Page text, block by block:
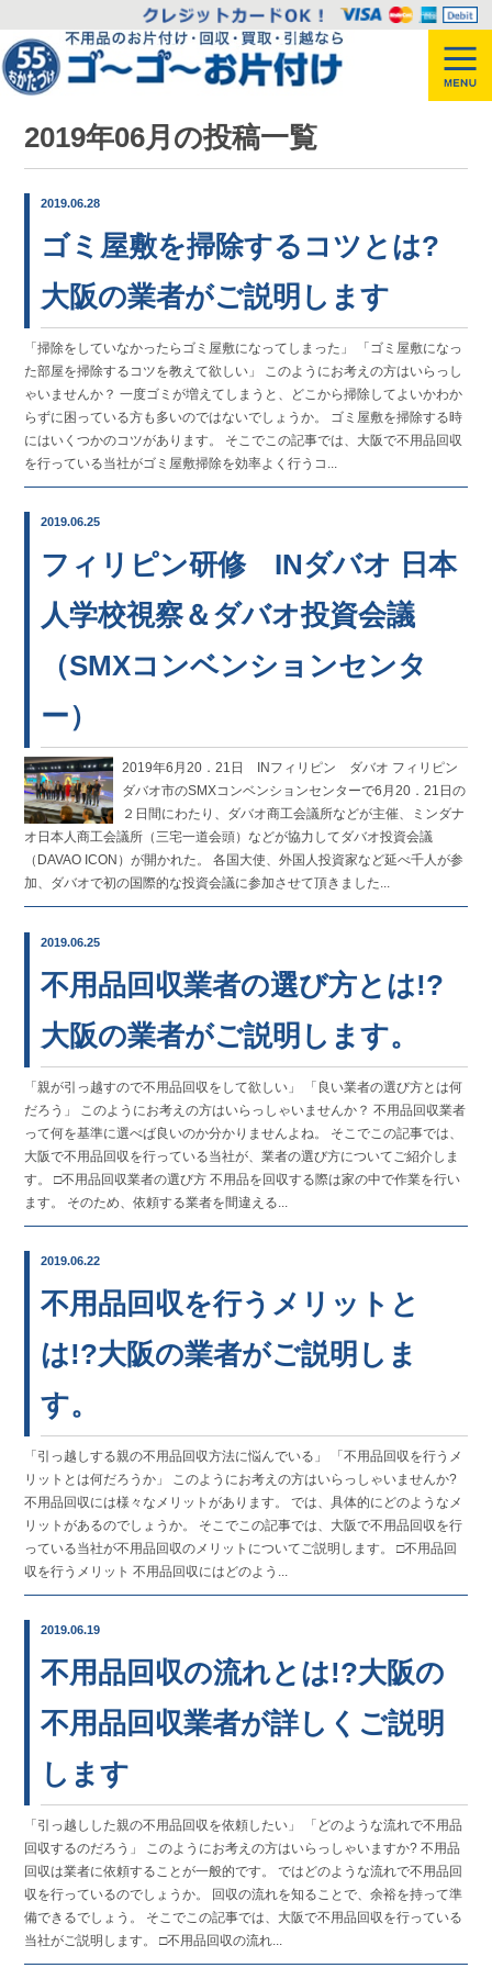
2019年06月の投稿一覧
2019.06.28
ゴミ屋敷を掃除するコツとは?
大阪の業者がご説明します
「掃除をしていなかったらゴミ屋敷になってしまった」 「ゴミ屋敷になっ
た部屋を掃除するコツを教えて欲しい」 このようにお考えの方はいらっし
ゃいませんか？ 一度ゴミが増えてしまうと、どこから掃除してよいかわか
らずに困っている方も多いのではないでしょうか。 ゴミ屋敷を掃除する時
にはいくつかのコツがあります。 そこでこの記事では、大阪で不用品回収
を行っている当社がゴミ屋敷掃除を効率よく行うコ...
2019.06.25
フィリピン研修 INダバオ 日本
人学校視察＆ダバオ投資会議
（SMXコンベンションセンタ
ー）
2019年6月20．21日 INフィリピン ダバオ フィリピン
ダバオ市のSMXコンベンションセンターで6月20．21日の
２日間にわたり、ダバオ商工会議所などが主催、ミンダナ
オ日本人商工会議所（三宅一道会頭）などが協力してダバオ投資会議
（DAVAO ICON）が開かれた。 各国大使、外国人投資家など延べ千人が参
加、ダバオで初の国際的な投資会議に参加させて頂きました...
2019.06.25
不用品回収業者の選び方とは!?
大阪の業者がご説明します。
「親が引っ越すので不用品回収をして欲しい」 「良い業者の選び方とは何
だろう」 このようにお考えの方はいらっしゃいませんか？ 不用品回収業者
って何を基準に選べば良いのか分かりませんよね。 そこでこの記事では、
大阪で不用品回収を行っている当社が、業者の選び方についてご紹介しま
す。 □不用品回収業者の選び方 不用品を回収する際は家の中で作業を行い
ます。 そのため、依頼する業者を間違える...
2019.06.22
不用品回収を行うメリットと
は!?大阪の業者がご説明しま
す。
「引っ越しする親の不用品回収方法に悩んでいる」 「不用品回収を行うメ
リットとは何だろうか」 このようにお考えの方はいらっしゃいませんか?
不用品回収には様々なメリットがあります。 では、具体的にどのようなメ
リットがあるのでしょうか。 そこでこの記事では、大阪で不用品回収を行
っている当社が不用品回収のメリットについてご説明します。 □不用品回
収を行うメリット 不用品回収にはどのよう...
2019.06.19
不用品回収の流れとは!?大阪の
不用品回収業者が詳しくご説明
します
「引っ越しした親の不用品回収を依頼したい」 「どのような流れで不用品
回収するのだろう」 このようにお考えの方はいらっしゃいますか? 不用品
回収は業者に依頼することが一般的です。 ではどのような流れで不用品回
収を行っているのでしょうか。 回収の流れを知ることで、余裕を持って準
備できるでしょう。 そこでこの記事では、大阪で不用品回収を行っている
当社がご説明します。 □不用品回収の流れ...